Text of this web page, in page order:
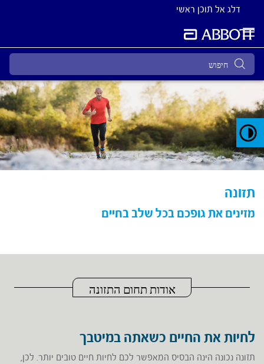
דלג אל תוכן ראשי
תזונה
מזינים את גופכם בכל שלב בחיים
אודות תחום התזונה
לחיות את החיים כשאתה במיטבך
תזונה נכונה הינה הבסיס המאפשר לכם לחיות חיים טובים יותר. לכן,